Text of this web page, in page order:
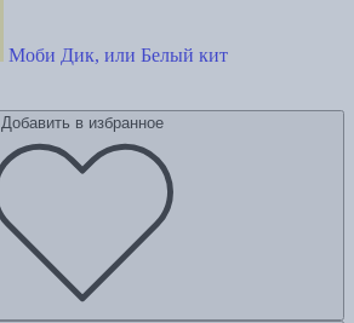
Моби Дик, или Белый кит
Добавить в избранное